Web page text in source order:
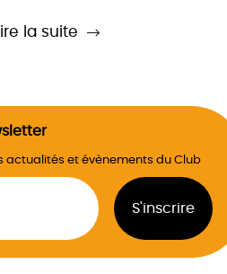
lire la suite
actualités et évènements du Club